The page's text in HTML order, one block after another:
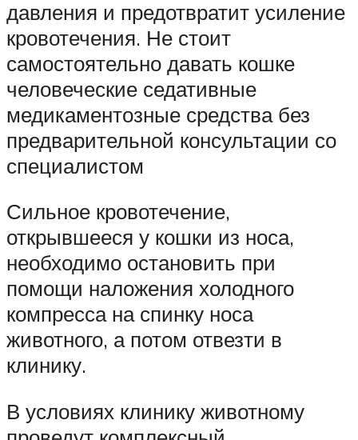
давления и предотвратит усиление
кровотечения. Не стоит
самостоятельно давать кошке
человеческие седативные
медикаментозные средства без
предварительной консультации со
специалистом
Сильное кровотечение,
открывшееся у кошки из носа,
необходимо остановить при
помощи наложения холодного
компресса на спинку носа
животного, а потом отвезти в
клинику.
В условиях клинику животному